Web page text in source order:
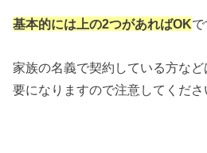
基本的には上の2つがあればOKで
家族の名義で契約している方な
要になりますので注意してくださ